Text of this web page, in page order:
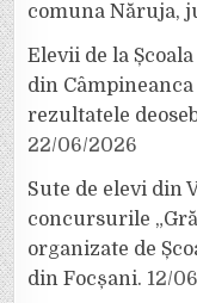
comuna Năruja,
Elevii de la
din
rezultatele
22/06/2026
Sute de elevi din
concursurile
organizate de
din Focșani. 12/